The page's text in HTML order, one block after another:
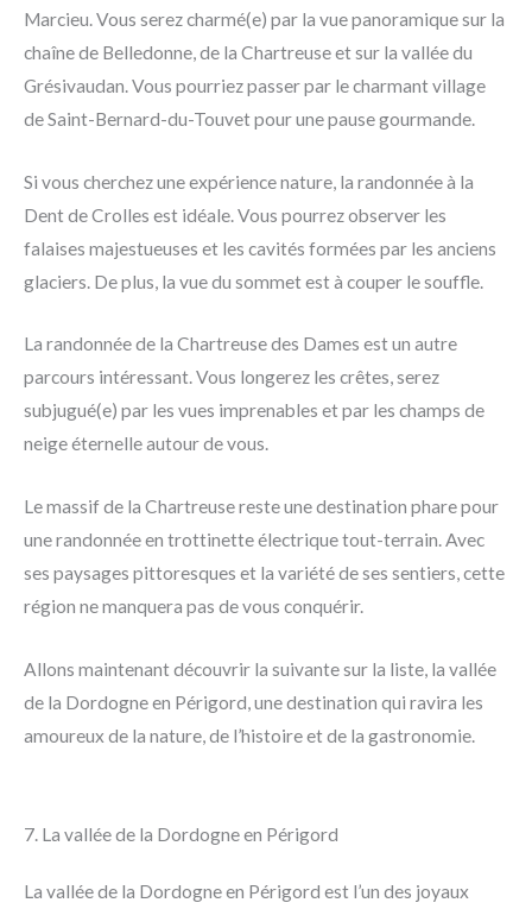
Marcieu. Vous serez charmé(e) par la vue panoramique sur la
chaîne de Belledonne, de la Chartreuse et sur la vallée du
Grésivaudan. Vous pourriez passer par le charmant village
de Saint-Bernard-du-Touvet pour une pause gourmande.
Si vous cherchez une expérience nature, la randonnée à la
Dent de Crolles est idéale. Vous pourrez observer les
falaises majestueuses et les cavités formées par les anciens
glaciers. De plus, la vue du sommet est à couper le souffle.
La randonnée de la Chartreuse des Dames est un autre
parcours intéressant. Vous longerez les crêtes, serez
subjugué(e) par les vues imprenables et par les champs de
neige éternelle autour de vous.
Le massif de la Chartreuse reste une destination phare pour
une randonnée en trottinette électrique tout-terrain. Avec
ses paysages pittoresques et la variété de ses sentiers, cette
région ne manquera pas de vous conquérir.
Allons maintenant découvrir la suivante sur la liste, la vallée
de la Dordogne en Périgord, une destination qui ravira les
amoureux de la nature, de l’histoire et de la gastronomie.
7. La vallée de la Dordogne en Périgord
La vallée de la Dordogne en Périgord est l’un des joyaux